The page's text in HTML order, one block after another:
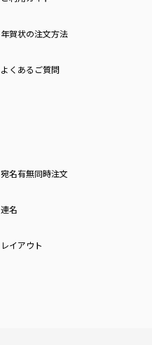
年賀状の注文方法
よくあるご質問
宛名有無同時注文
連名
レイアウト